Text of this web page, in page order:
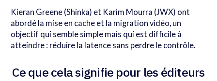
Kieran Greene (Shinka) et Karim Mourra (JWX) ont
abordé la mise en cache et la migration vidéo, un
objectif qui semble simple mais qui est difficile à
atteindre : réduire la latence sans perdre le contrôle.
Ce que cela signifie pour les éditeurs